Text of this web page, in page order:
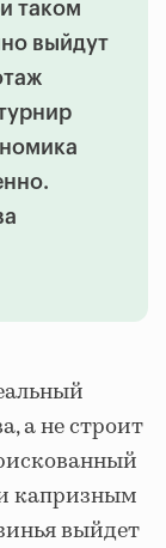
таком
выйдут
а не строит
капризным
выйдет